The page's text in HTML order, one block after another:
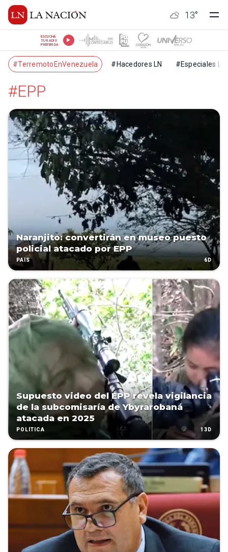
13°
ESCUCHÁ
TU RADIO
PREFERIDA
#TerremotoEnVenezuela #Hacedores LN #Especiales LN
#EPP
Naranjito: convertirán en museo puesto
policial atacado por EPP
PAÍS 6D
Supuesto video del EPP revela vigilancia
de la subcomisaría de Ybyrarobaná
atacada en 2025
POLÍTICA 13D